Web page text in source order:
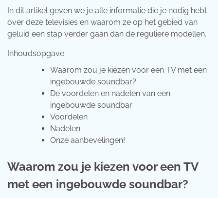
In dit artikel geven we je alle informatie die je nodig hebt
over deze televisies en waarom ze op het gebied van
geluid een stap verder gaan dan de reguliere modellen.
Inhoudsopgave
Waarom zou je kiezen voor een TV met een
ingebouwde soundbar?
De voordelen en nadelen van een
ingebouwde soundbar
Voordelen
Nadelen
Onze aanbevelingen!
Waarom zou je kiezen voor een TV
met een ingebouwde soundbar?